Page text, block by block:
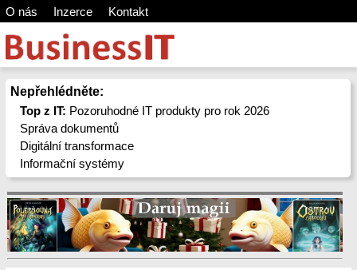
O nás Inzerce Kontakt
Nepřehlédněte:
Top z IT: Pozoruhodné IT produkty pro rok 2026
Správa dokumentů
Digitální transformace
Informační systémy